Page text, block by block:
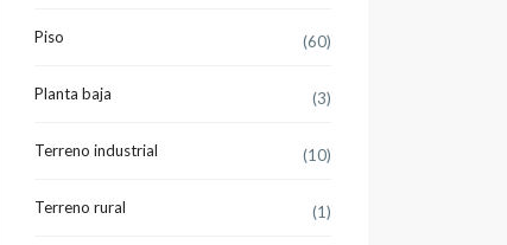
Piso (60)
Planta baja (3)
Terreno industrial (10)
Terreno rural (1)